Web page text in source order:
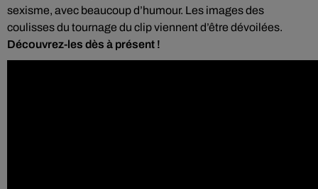
sexisme, avec beaucoup d’humour. Les images des
coulisses du tournage du clip viennent d’être dévoilées.
Découvrez-les dès à présent !